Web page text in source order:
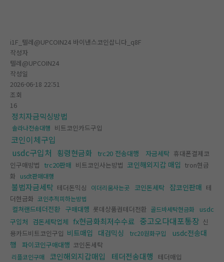
i1F_텔레@UPCOIN24 바이낸스코인삽니다_q8F
작성자
텔레@UPCOIN24
작성일
2026-06-18 22:51
조회
16
정치자금믹싱방법
솔라나전송대행 비트코인카드구입
코인이체구입
usdc구입처
횡령현금화 trc20 전송대행 자금세탁 휴대폰결제코
인구매방법 trc20판매 비트코인사는방법 코인해외지갑 매입 tron현금
화 usdt판매대행
불법자금세탁 테더돈믹싱 이더리움사는곳 코인돈세탁 잡코인판매 테
더현금화 코인추적피하는방법
컬쳐랜드테더전환 구매대행 롯데상품권테더전환 골드바세탁현금화
usdc
구입처 검돈세탁업체 fx현금화최저수수료 중고오다대포통장 신
용카드비트코인구입 비트매입 대검믹싱 trc20원화구입
usdc전송대
행
파이코인구매대행 코인돈세탁
리플코인구매 코인해외지갑매입 테더전송대행
테더매입